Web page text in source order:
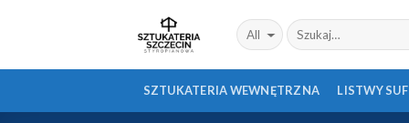
SZTUKATERIA WEWNĘTRZNA LISTWY